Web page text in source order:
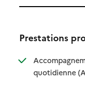
Prestations
quotidienne